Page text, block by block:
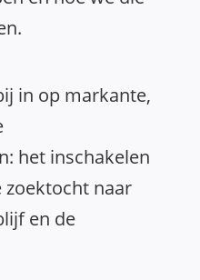
in op markante,
het inschakelen
zoektocht naar
en de